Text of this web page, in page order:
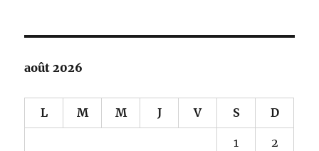
août 2026
L M M J V S D
1 2